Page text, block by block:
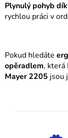
Plynulý pohyb
rychlou práci v
Pokud hledáte
opěradlem, která
Mayer 2205 jsou